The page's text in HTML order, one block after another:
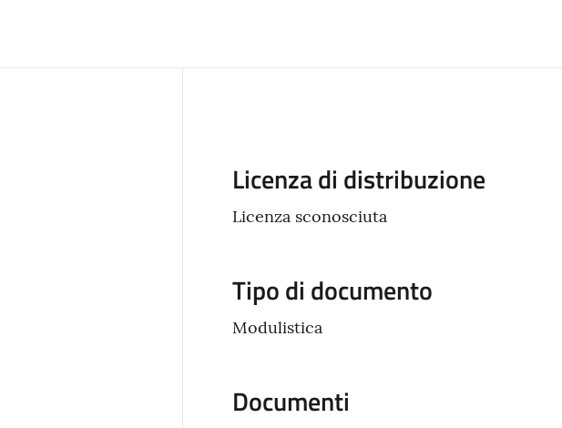
Descrizione
Licenza di distribuzione
Licenza sconosciuta
Tipo di documento
Modulistica
Documenti